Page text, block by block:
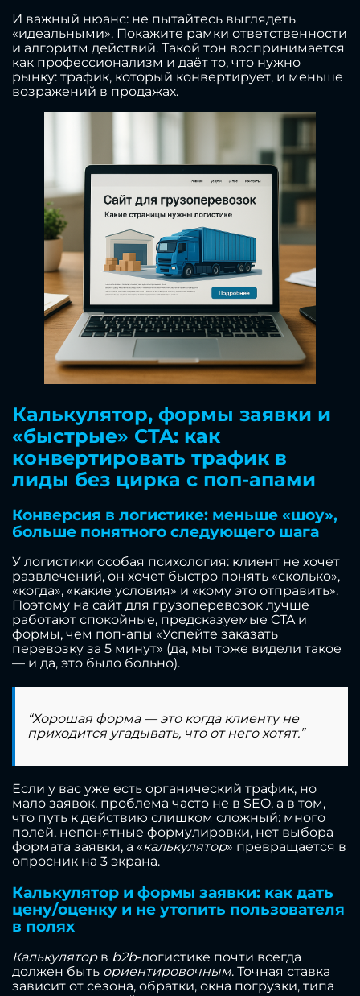
И важный нюанс: не пытайтесь выглядеть
«идеальными». Покажите рамки ответственности
и алгоритм действий. Такой тон воспринимается
как профессионализм и даёт то, что нужно
рынку: трафик, который конвертирует, и меньше
возражений в продажах.
Калькулятор, формы заявки и
«быстрые» CTA: как
конвертировать трафик в
лиды без цирка с поп-апами
Конверсия в логистике: меньше «шоу»,
больше понятного следующего шага
У логистики особая психология: клиент не хочет
развлечений, он хочет быстро понять «сколько»,
«когда», «какие условия» и «кому это отправить».
Поэтому на сайт для грузоперевозок лучше
работают спокойные, предсказуемые CTA и
формы, чем поп-апы «Успейте заказать
перевозку за 5 минут» (да, мы тоже видели такое
— и да, это было больно).
“Хорошая форма — это когда клиенту не
приходится угадывать, что от него хотят.”
Если у вас уже есть органический трафик, но
мало заявок, проблема часто не в SEO, а в том,
что путь к действию слишком сложный: много
полей, непонятные формулировки, нет выбора
формата заявки, а «калькулятор» превращается в
опросник на 3 экрана.
Калькулятор и формы заявки: как дать
цену/оценку и не утопить пользователя
в полях
Калькуляторв b2b-логистике почти всегда
должен быть ориентировочным. Точная ставка
зависит от сезона, обратки, окна погрузки, типа